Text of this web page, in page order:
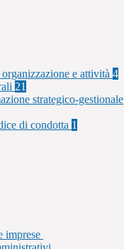
e attività 4
21
strategico-gestionale
di condotta 1
imprese